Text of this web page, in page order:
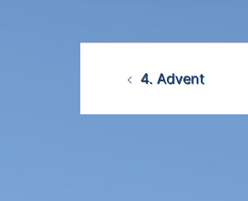
Navigation
4. Advent